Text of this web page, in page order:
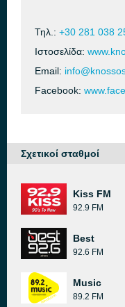
Τηλ.: +30 281 038
Ιστοσελίδα:
Email:
Facebook:
Σχετικοί σταθμοί
Kiss FM
92.9 FM
Best
92.6 FM
Music
89.2 FM